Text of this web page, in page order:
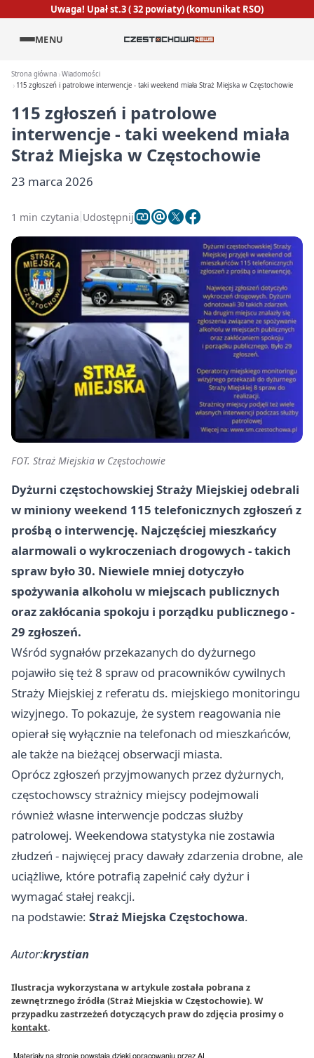
Uwaga! Upał st.3 ( 32 powiaty) (komunikat RSO)
MENU
Strona główna Wiadomości
115 zgłoszeń i patrolowe interwencje - taki weekend miała Straż Miejska w Częstochowie
115 zgłoszeń i patrolowe
interwencje - taki weekend miała
Straż Miejska w Częstochowie
23 marca 2026
1 min czytania Udostępnij
FOT. Straż Miejskia w Częstochowie
Dyżurni częstochowskiej Straży Miejskiej odebrali
w miniony weekend 115 telefonicznych zgłoszeń z
prośbą o interwencję. Najczęściej mieszkańcy
alarmowali o wykroczeniach drogowych - takich
spraw było 30. Niewiele mniej dotyczyło
spożywania alkoholu w miejscach publicznych
oraz zakłócania spokoju i porządku publicznego -
29 zgłoszeń.
Wśród sygnałów przekazanych do dyżurnego
pojawiło się też 8 spraw od pracowników cywilnych
Straży Miejskiej z referatu ds. miejskiego monitoringu
wizyjnego. To pokazuje, że system reagowania nie
opierał się wyłącznie na telefonach od mieszkańców,
ale także na bieżącej obserwacji miasta.
Oprócz zgłoszeń przyjmowanych przez dyżurnych,
częstochowscy strażnicy miejscy podejmowali
również własne interwencje podczas służby
patrolowej. Weekendowa statystyka nie zostawia
złudzeń - najwięcej pracy dawały zdarzenia drobne, ale
uciążliwe, które potrafią zapełnić cały dyżur i
wymagać stałej reakcji.
na podstawie: Straż Miejska Częstochowa.
Autor:krystian
Ilustracja wykorzystana w artykule została pobrana z
zewnętrznego źródła (Straż Miejskia w Częstochowie). W
przypadku zastrzeżeń dotyczących praw do zdjęcia prosimy o
kontakt.